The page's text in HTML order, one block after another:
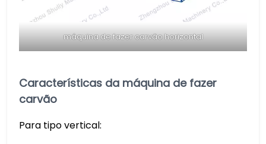
máquina de fazer carvão horizontal
Características da máquina de fazer
carvão
Para tipo vertical: